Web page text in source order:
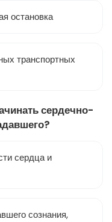
остановка
транспортных
сердечно-
сердца и
сознания,